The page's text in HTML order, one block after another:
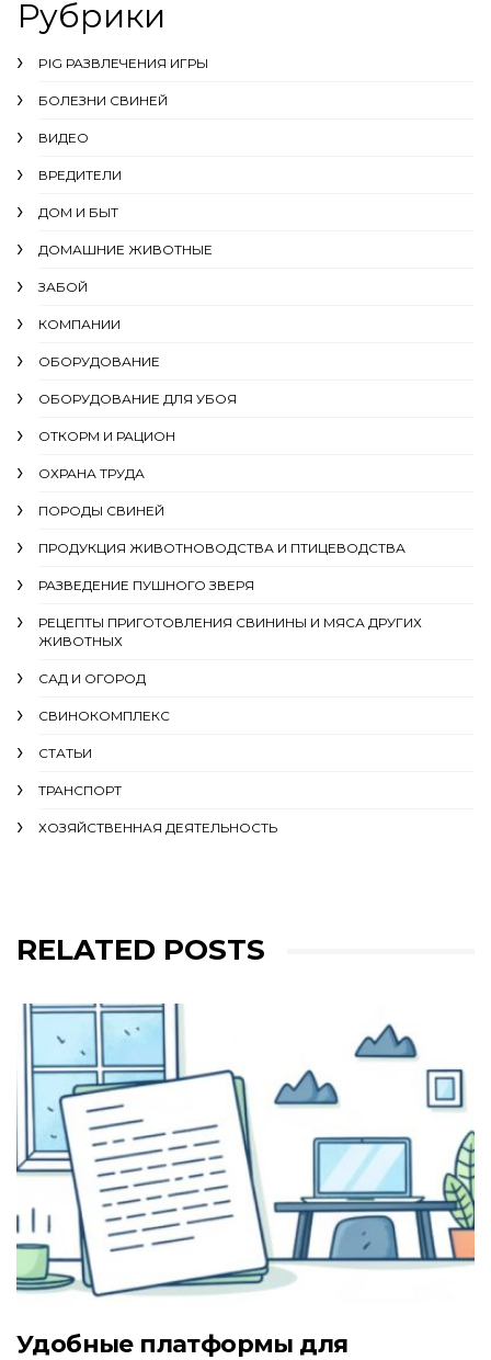
Рубрики
PIG РАЗВЛЕЧЕНИЯ ИГРЫ
БОЛЕЗНИ СВИНЕЙ
ВИДЕО
ВРЕДИТЕЛИ
ДОМ И БЫТ
ДОМАШНИЕ ЖИВОТНЫЕ
ЗАБОЙ
КОМПАНИИ
ОБОРУДОВАНИЕ
ОБОРУДОВАНИЕ ДЛЯ УБОЯ
ОТКОРМ И РАЦИОН
ОХРАНА ТРУДА
ПОРОДЫ СВИНЕЙ
ПРОДУКЦИЯ ЖИВОТНОВОДСТВА И ПТИЦЕВОДСТВА
РАЗВЕДЕНИЕ ПУШНОГО ЗВЕРЯ
РЕЦЕПТЫ ПРИГОТОВЛЕНИЯ СВИНИНЫ И МЯСА ДРУГИХ
ЖИВОТНЫХ
САД И ОГОРОД
СВИНОКОМПЛЕКС
СТАТЬИ
ТРАНСПОРТ
ХОЗЯЙСТВЕННАЯ ДЕЯТЕЛЬНОСТЬ
RELATED POSTS
Удобные платформы для